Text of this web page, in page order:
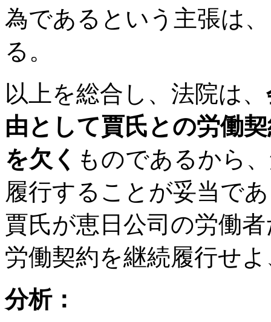
為であるという主張は
る。
以上を総合し、法院は、
由として賈氏との労働
を欠く ものであるから
履行することが妥当で
賈氏が恵日公司の労働
労働契約を継続履行せ
分析：